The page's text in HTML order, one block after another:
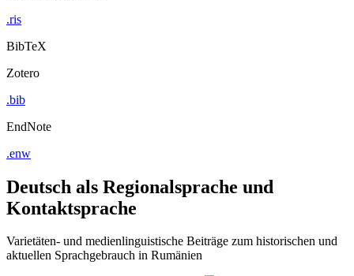
.ris
BibTeX
Zotero
.bib
EndNote
.enw
Deutsch als Regionalsprache und
Kontaktsprache
Varietäten- und medienlinguistische Beiträge zum historischen und
aktuellen Sprachgebrauch in Rumänien